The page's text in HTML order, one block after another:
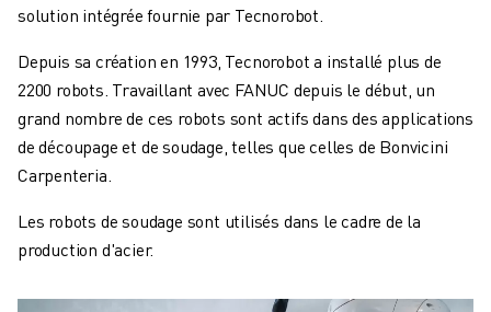
solution intégrée fournie par Tecnorobot.
Depuis sa création en 1993, Tecnorobot a installé plus de
2200 robots. Travaillant avec FANUC depuis le début, un
grand nombre de ces robots sont actifs dans des applications
de découpage et de soudage, telles que celles de Bonvicini
Carpenteria.
Les robots de soudage sont utilisés dans le cadre de la
production d'acier.